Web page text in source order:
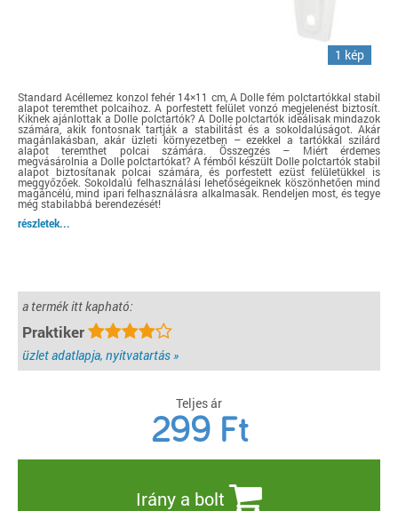
1 kép
Standard Acéllemez konzol fehér 14×11 cm, A Dolle fém polctartókkal stabil
alapot teremthet polcaihoz. A porfestett felület vonzó megjelenést biztosít.
Kiknek ajánlottak a Dolle polctartók? A Dolle polctartók ideálisak mindazok
számára, akik fontosnak tartják a stabilitást és a sokoldalúságot. Akár
magánlakásban, akár üzleti környezetben – ezekkel a tartókkal szilárd
alapot teremthet polcai számára. Összegzés – Miért érdemes
megvásárolnia a Dolle polctartókat? A fémből készült Dolle polctartók stabil
alapot biztosítanak polcai számára, és porfestett ezüst felületükkel is
meggyőzőek. Sokoldalú felhasználási lehetőségeiknek köszönhetően mind
magáncélú, mind ipari felhasználásra alkalmasak. Rendeljen most, és tegye
még stabilabbá berendezését!
részletek...
a termék itt kapható:
Praktiker
üzlet adatlapja, nyitvatartás »
Teljes ár
299 Ft
Irány a bolt